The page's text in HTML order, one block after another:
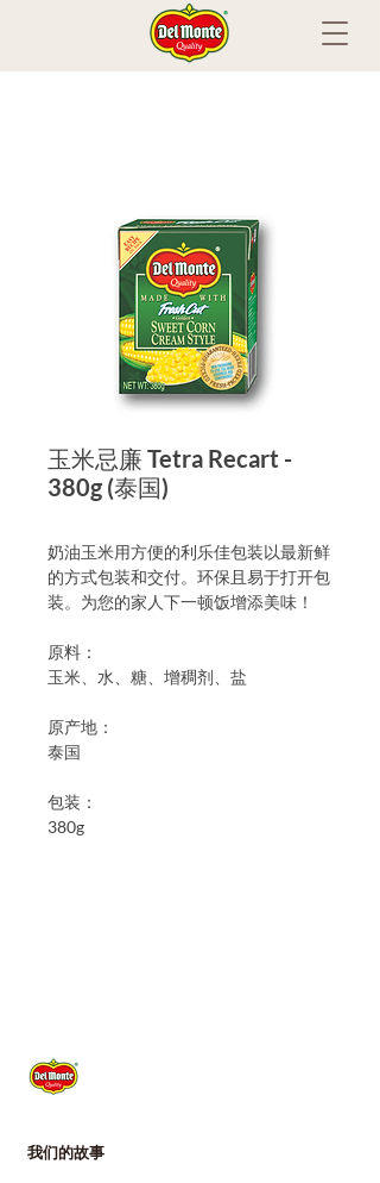
玉米忌廉 Tetra Recart -
380g (泰国)
奶油玉米用方便的利乐佳包装以最新鲜
的方式包装和交付。环保且易于打开包
装。为您的家人下一顿饭增添美味！
原料：
玉米、水、糖、增稠剂、盐
原产地：
泰国
包装：
380g
我们的故事